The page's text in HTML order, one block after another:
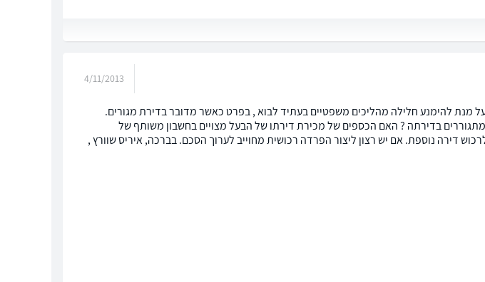
4/11/2013
מנת להימנע חלילה מהליכים משפטיים בעתיד לבוא , בפרט כאשר מדובר בדירת מגורים.
בדירתה ? האם הכספים של מכירת דירתו של הבעל מצויים בחשבון משותף של
דירה נוספת. אם יש רצון ליצור הפרדה רכושית מחוייב לערוך הסכם. בברכה, איריס שוורץ ,